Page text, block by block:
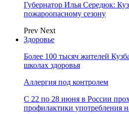
Губернатор Илья Середюк:
пожароопасному сезону
Prev Next
Здоровье
Более 100 тысяч жителей
школах здоровья
Аллергия под контролем
С 22 по 28 июня в России
профилактики употребления